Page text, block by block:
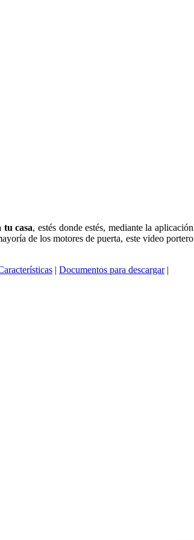
tu casa, estés donde estés, mediante la aplicación
de los motores de puerta, este video portero
| Documentos para descargar |